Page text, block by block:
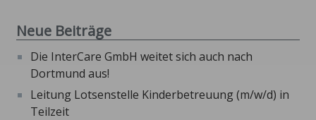
Neue Beiträge
Die InterCare GmbH weitet sich auch nach
Dortmund aus!
Leitung Lotsenstelle Kinderbetreuung (m/w/d) in
Teilzeit